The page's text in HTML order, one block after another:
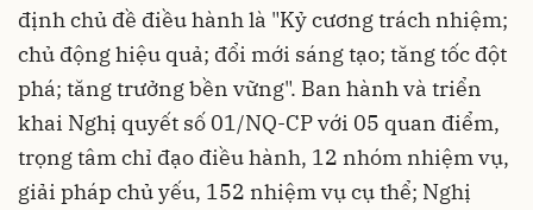
định chủ đề điều hành là "Kỷ cương trách nhiệm;
chủ động hiệu quả; đổi mới sáng tạo; tăng tốc đột
phá; tăng trưởng bền vững". Ban hành và triển
khai Nghị quyết số 01/NQ-CP với 05 quan điểm,
trọng tâm chỉ đạo điều hành, 12 nhóm nhiệm vụ,
giải pháp chủ yếu, 152 nhiệm vụ cụ thể; Nghị